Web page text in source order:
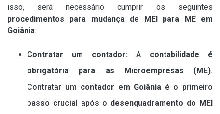
isso, será necessário cumprir os seguintes
procedimentos para mudança de MEI para ME em
Goiânia:
Contratar um contador: A contabilidade é
obrigatória para as Microempresas (ME).
Contratar um contador em Goiânia é o primeiro
passo crucial após o desenquadramento do MEI